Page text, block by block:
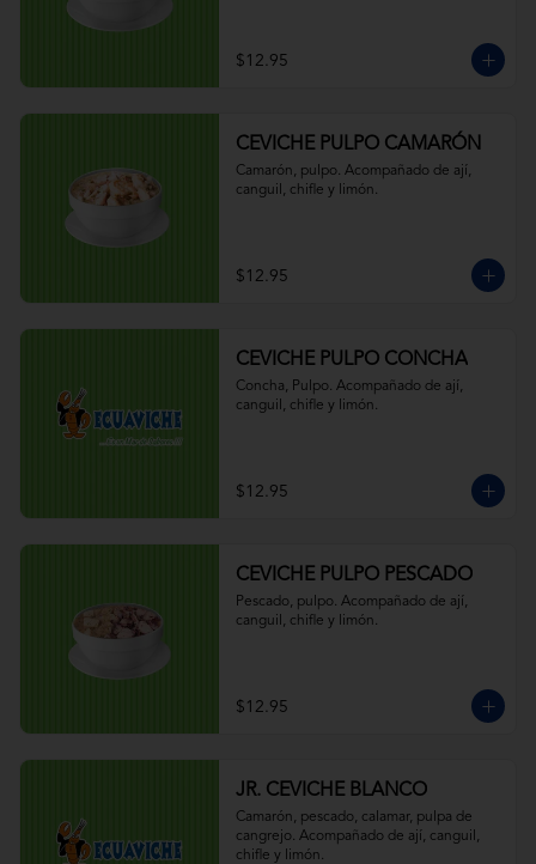
$12.95
CEVICHE PULPO CAMARÓN
Camarón, pulpo. Acompañado de ají,
canguil, chifle y limón.
$12.95
CEVICHE PULPO CONCHA
Concha, Pulpo. Acompañado de ají,
canguil, chifle y limón.
$12.95
CEVICHE PULPO PESCADO
Pescado, pulpo. Acompañado de ají,
canguil, chifle y limón.
$12.95
JR. CEVICHE BLANCO
Camarón, pescado, calamar, pulpa de
cangrejo. Acompañado de ají, canguil,
chifle y limón.